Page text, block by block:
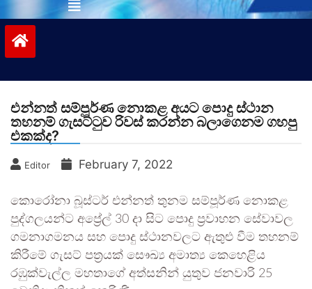
එන්නත් සම්පූර්ණ නොකළ අයට පොදු ස්ථාන
තහනම් ගැසට්ටුව රිවස් කරන්න බලාගෙනම ගහපු
එකක්ද?
Editor February 7, 2022
කොරෝනා බූස්ටර් එන්නත් තුනම සම්පූර්ණ නොකළ
පුද්ගලයන්ට අප්‍රේල් 30 දා සිට පොදු ප්‍රවාහන සේවාවල
ගමනාගමනය සහ පොදු ස්ථානවලට ඇතුළු වීම තහනම්
කිරීමේ ගැසට් පත්‍රයක් සෞඛ්‍ය අමාත්‍ය කෙහෙළිය
රඹුක්වැල්ල මහතාගේ අත්සනින් යුතුව ජනවාරි 25